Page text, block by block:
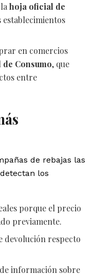
lahoja oficial de
establecimientos
en comercios
Consumo, que
entre
de rebajas las
los
porque el precio
previamente.
devolución respecto
información sobre